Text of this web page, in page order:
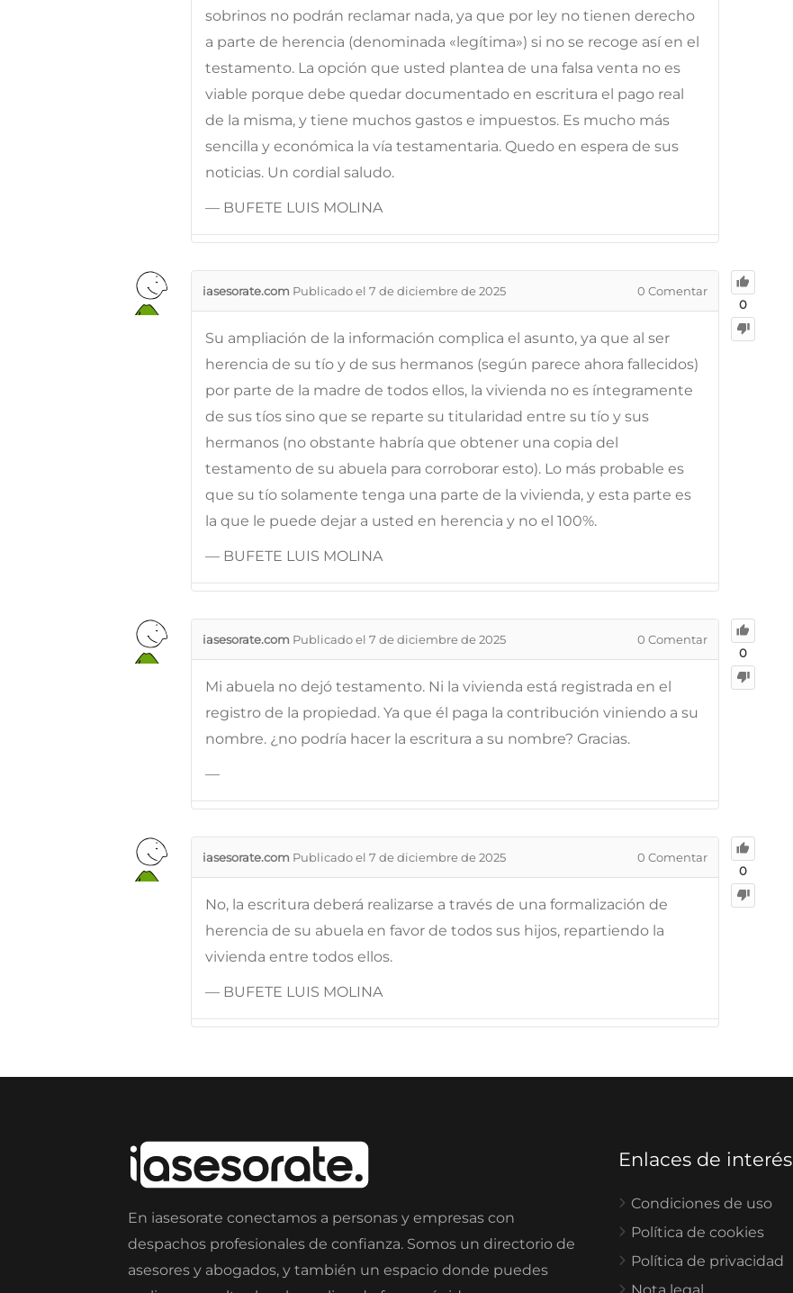
sobrinos no podrán reclamar nada, ya que por ley no tienen derecho
a parte de herencia (denominada «legítima») si no se recoge así en el
testamento. La opción que usted plantea de una falsa venta no es
viable porque debe quedar documentado en escritura el pago real
de la misma, y tiene muchos gastos e impuestos. Es mucho más
sencilla y económica la vía testamentaria. Quedo en espera de sus
noticias. Un cordial saludo.
— BUFETE LUIS MOLINA
0
iasesorate.com Publicado el 7 de diciembre de 2025 0 Comentar
Su ampliación de la información complica el asunto, ya que al ser
herencia de su tío y de sus hermanos (según parece ahora fallecidos)
por parte de la madre de todos ellos, la vivienda no es íntegramente
de sus tíos sino que se reparte su titularidad entre su tío y sus
hermanos (no obstante habría que obtener una copia del
testamento de su abuela para corroborar esto). Lo más probable es
que su tío solamente tenga una parte de la vivienda, y esta parte es
la que le puede dejar a usted en herencia y no el 100%.
— BUFETE LUIS MOLINA
0
iasesorate.com Publicado el 7 de diciembre de 2025 0 Comentar
Mi abuela no dejó testamento. Ni la vivienda está registrada en el
registro de la propiedad. Ya que él paga la contribución viniendo a su
nombre. ¿no podría hacer la escritura a su nombre? Gracias.
—
0
iasesorate.com Publicado el 7 de diciembre de 2025 0 Comentar
No, la escritura deberá realizarse a través de una formalización de
herencia de su abuela en favor de todos sus hijos, repartiendo la
vivienda entre todos ellos.
— BUFETE LUIS MOLINA
En iasesorate conectamos a personas y empresas con
despachos profesionales de confianza. Somos un directorio de
asesores y abogados, y también un espacio donde puedes
Enlaces de interés
Condiciones de uso
Política de cookies
Política de privacidad